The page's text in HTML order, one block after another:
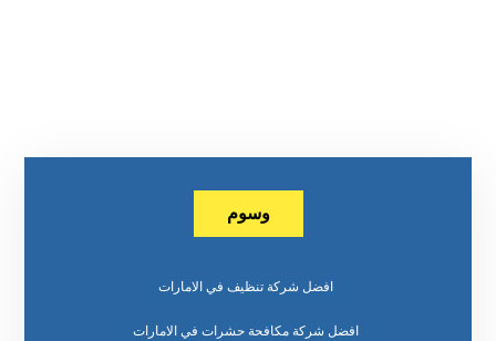
وسوم
افضل شركة تنظيف في الامارات
افضل شركة مكافحة حشرات في الامارات